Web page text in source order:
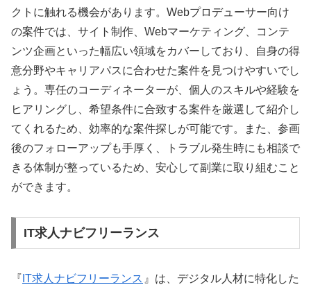
クトに触れる機会があります。Webプロデューサー向け
の案件では、サイト制作、Webマーケティング、コンテ
ンツ企画といった幅広い領域をカバーしており、自身の得
意分野やキャリアパスに合わせた案件を見つけやすいでし
ょう。専任のコーディネーターが、個人のスキルや経験を
ヒアリングし、希望条件に合致する案件を厳選して紹介し
てくれるため、効率的な案件探しが可能です。また、参画
後のフォローアップも手厚く、トラブル発生時にも相談で
きる体制が整っているため、安心して副業に取り組むこと
ができます。
IT求人ナビフリーランス
『 IT求人ナビフリーランス 』は、デジタル人材に特化した